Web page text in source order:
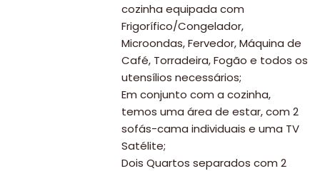
cozinha equipada com
Frigorífico/Congelador,
Microondas, Fervedor, Máquina de
Café, Torradeira, Fogão e todos os
utensílios necessários;
Em conjunto com a cozinha,
temos uma área de estar, com 2
sofás-cama individuais e uma TV
Satélite;
Dois Quartos separados com 2